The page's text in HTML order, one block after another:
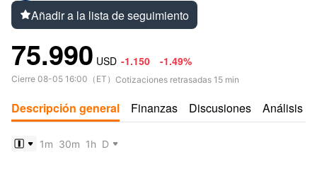
Añadir a la lista de seguimiento
75.990 USD -1.150 -1.49%
Cierre 08-05 16:00 （ ET ） Cotizaciones retrasadas 15 min
Descripción general Finanzas Discusiones Análisis
1m 30m 1h D